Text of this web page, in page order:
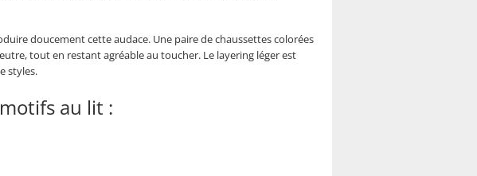
doucement cette audace. Une paire de chaussettes colorées
tout en restant agréable au toucher. Le layering léger est
styles.
au lit :